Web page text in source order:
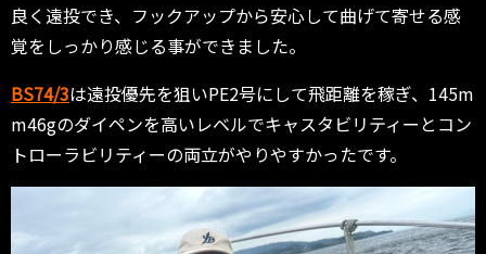
良く遠投でき、フックアップから安心して曲げて寄せる感
覚をしっかり感じる事ができました。
BS74/3は遠投優先を狙いPE2号にして飛距離を稼ぎ、145m
m46gのダイペンを高いレベルでキャスタビリティーとコン
トローラビリティーの両立がやりやすかったです。